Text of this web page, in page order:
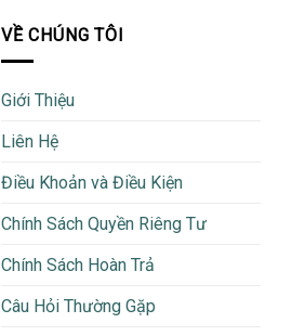
VỀ CHÚNG TÔI
Giới Thiệu
Liên Hệ
Điều Khoản và Điều Kiện
Chính Sách Quyền Riêng Tư
Chính Sách Hoàn Trả
Câu Hỏi Thường Gặp